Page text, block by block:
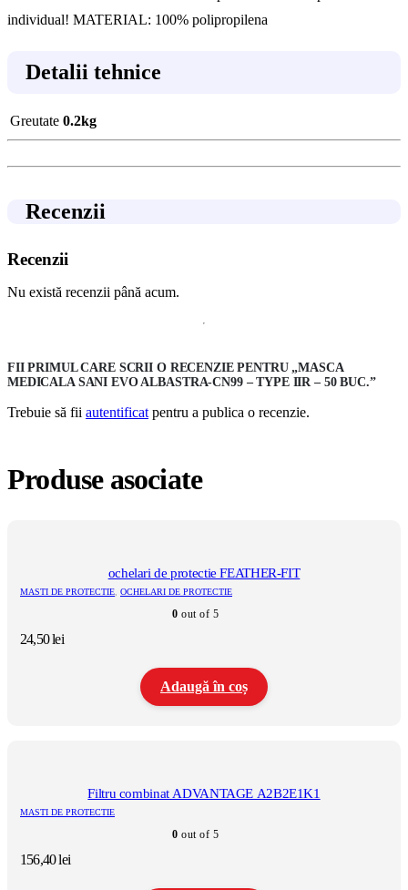
individual! MATERIAL: 100% polipropilena
Detalii tehnice
Greutate 0.2kg
Recenzii
Recenzii
Nu există recenzii până acum.
FII PRIMUL CARE SCRII O RECENZIE PENTRU „MASCA
MEDICALA SANI EVO ALBASTRA-CN99 – TYPE IIR – 50 BUC.”
Trebuie să fii autentificat pentru a publica o recenzie.
Produse asociate
ochelari de protectie FEATHER-FIT
MASTI DE PROTECTIE, OCHELARI DE PROTECTIE
0 out of 5
24,50lei
Adaugă în coș
Filtru combinat ADVANTAGE A2B2E1K1
MASTI DE PROTECTIE
0 out of 5
156,40lei